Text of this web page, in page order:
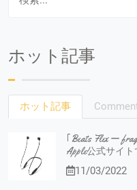
ホット記事
ホット記事
｢Beats Flex ー
Apple公式サイ
11/03/2022